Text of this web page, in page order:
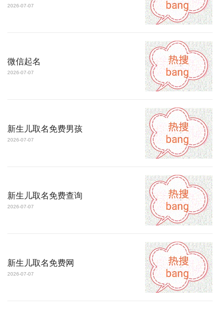
2026-07-07
微信起名
2026-07-07
新生儿取名免费男孩
2026-07-07
新生儿取名免费查询
2026-07-07
新生儿取名免费网
2026-07-07